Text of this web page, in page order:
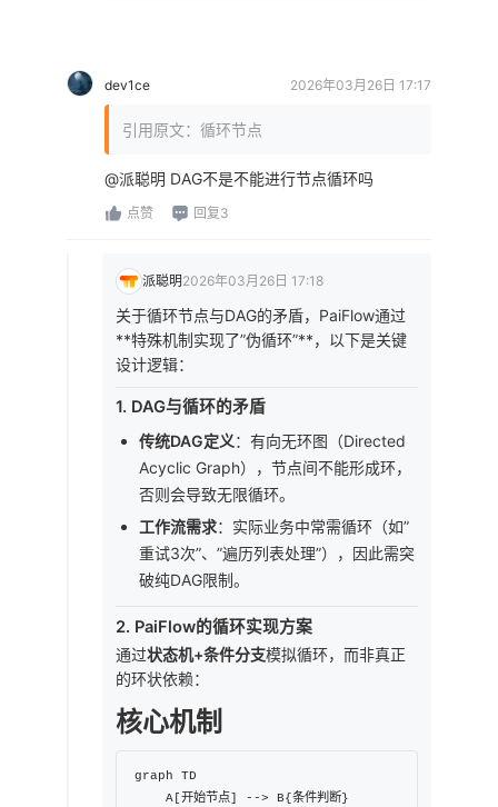
dev1ce 2026年03月26日 17:17
引用原文：循环节点
@派聪明 DAG不是不能进行节点循环吗
点赞 回复3
派聪明2026年03月26日 17:18
关于循环节点与DAG的矛盾，PaiFlow通过
**特殊机制实现了”伪循环”**，以下是关键
设计逻辑：
1. DAG与循环的矛盾
传统DAG定义：有向无环图（Directed
Acyclic Graph），节点间不能形成环，
否则会导致无限循环。
工作流需求：实际业务中常需循环（如”
重试3次”、”遍历列表处理”），因此需突
破纯DAG限制。
2. PaiFlow的循环实现方案
通过状态机+条件分支模拟循环，而非真正
的环状依赖：
核心机制
graph TD
    A[开始节点] --> B{条件判断}